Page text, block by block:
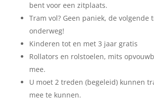
bent voor een zitplaats.
Tram vol? Geen paniek, de volgende
onderweg!
Kinderen tot en met 3 jaar gratis
Rollators en rolstoelen, mits
mee.
U moet 2 treden (begeleid) kunnen
mee te kunnen.